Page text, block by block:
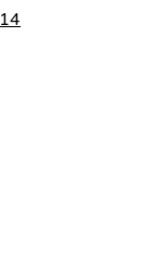
14